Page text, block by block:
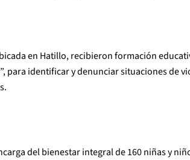
en Hatillo, recibieron formación
para identificar y denunciar situaciones de
del bienestar integral de 160 niñas y